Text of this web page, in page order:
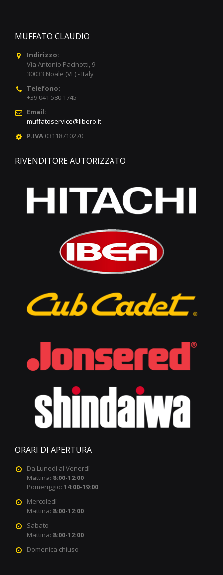
MUFFATO CLAUDIO
Indirizzo:
Via Antonio Pacinotti, 9
30033 Noale (VE) - Italy
Telefono:
+39 041 580 1745
Email:
muffatoservice@libero.it
P.IVA 03118710270
RIVENDITORE AUTORIZZATO
ORARI DI APERTURA
Da Lunedì al Venerdì
Mattina: 8:00-12:00
Pomeriggio: 14:00-19:00
Mercoledì
Mattina: 8:00-12:00
Sabato
Mattina: 8:00-12:00
Domenica chiuso